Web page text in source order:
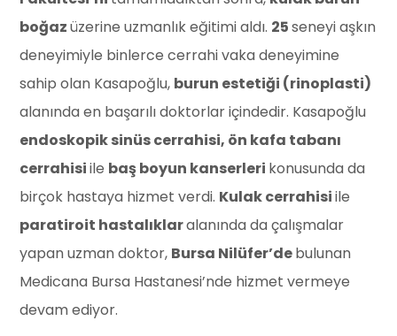
boğazüzerine uzmanlık eğitimi aldı. 25seneyi aşkın
deneyimiyle binlerce cerrahi vaka deneyimine
sahip olan Kasapoğlu, burun estetiği (rinoplasti)
alanında en başarılı doktorlar içindedir. Kasapoğlu
endoskopik sinüs cerrahisi, ön kafa tabanı
cerrahisiile baş boyun kanserleri konusunda da
birçok hastaya hizmet verdi. Kulak cerrahisiile
paratiroit hastalıklaralanında da çalışmalar
yapan uzman doktor, Bursa Nilüfer’debulunan
Medicana Bursa Hastanesi’nde hizmet vermeye
devam ediyor.